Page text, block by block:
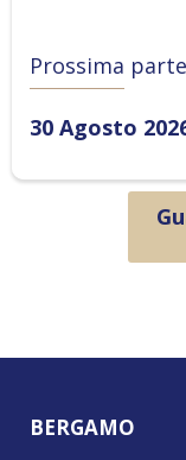
Prossima
30 Agosto
BERGAMO